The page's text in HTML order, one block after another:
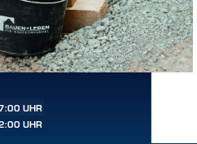
UHR
UHR